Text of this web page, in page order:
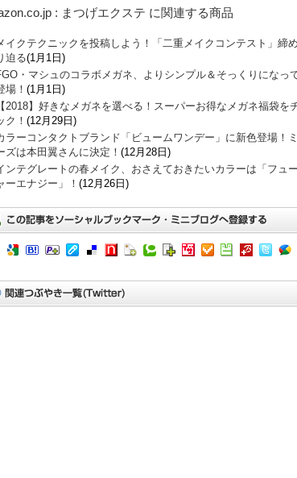
: まつげエクステ に関連する商品
イクテクニックを投稿しよう！「二重メイクコンテスト」締
迫る(1月1日)
・マシュのコラボメガネ、よりシンプル＆そっくりになっ
場！ (1月1日)
【2018】好きなメガネを選べる！スーパーお得なメガネ福袋を
ク！ (12月29日)
ラーコンタクトブランド「ビュームワンデー」に新色登場！
ズは本田翼さんに決定！ (12月28日)
ンテグレートの春メイク、おさえておきたいカラーは「フュ
ーエナジー」！ (12月26日)